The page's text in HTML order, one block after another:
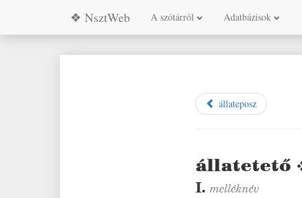
❖ NsztWeb A szótárról Adatbázisok
állateposz
állatetető
I.melléknév